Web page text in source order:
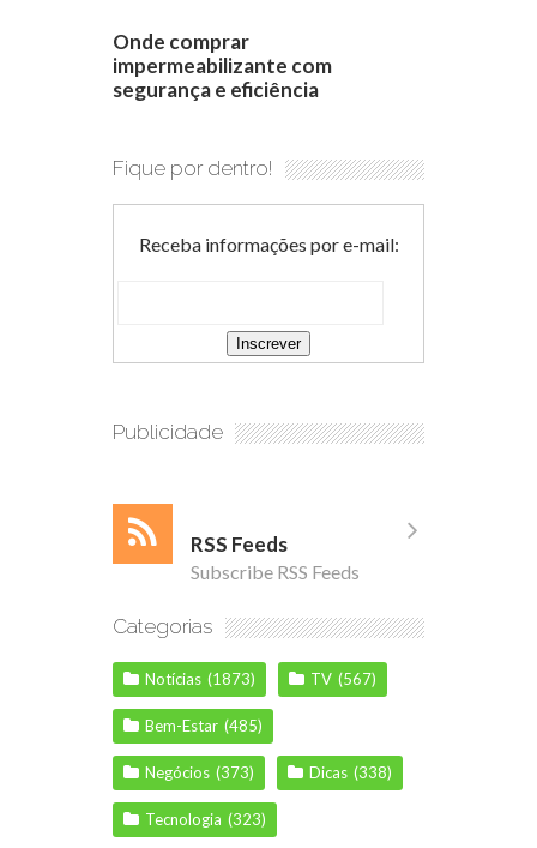
Onde comprar
impermeabilizante com
segurança e eficiência
Fique por dentro!
Receba informações por e-mail:
Publicidade
RSS Feeds
Subscribe RSS Feeds
Categorias
Notícias (1873) TV (567)
Bem-Estar (485)
Negócios (373) Dicas (338)
Tecnologia (323)